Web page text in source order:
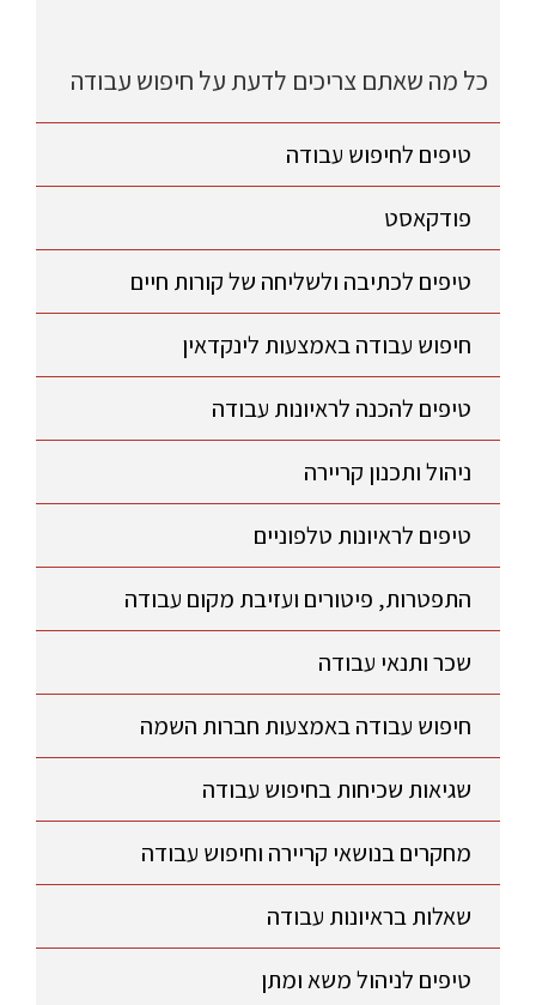
כל מה שאתם צריכים לדעת על חיפוש עבודה
טיפים לחיפוש עבודה
פודקאסט
טיפים לכתיבה ולשליחה של קורות חיים
חיפוש עבודה באמצעות לינקדאין
טיפים להכנה לראיונות עבודה
ניהול ותכנון קריירה
טיפים לראיונות טלפוניים
התפטרות, פיטורים ועזיבת מקום עבודה
שכר ותנאי עבודה
חיפוש עבודה באמצעות חברות השמה
שגיאות שכיחות בחיפוש עבודה
מחקרים בנושאי קריירה וחיפוש עבודה
שאלות בראיונות עבודה
טיפים לניהול משא ומתן